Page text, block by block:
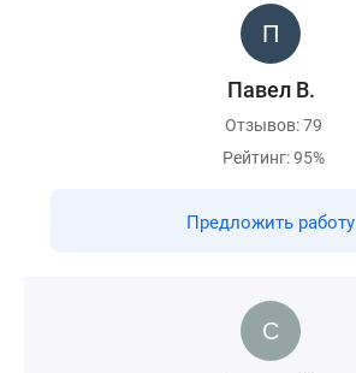
Павел В.
Отзывов: 79
Рейтинг: 95%
Предложить работу